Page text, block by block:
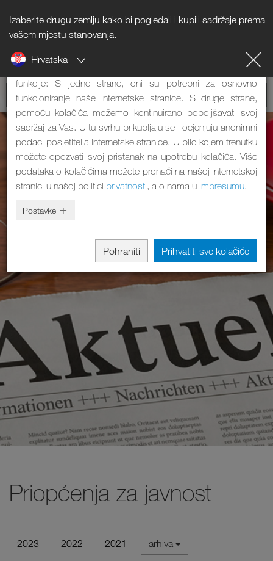
Izaberite drugu zemlju kako bi pogledali i kupili sadržaje prema
vašem mjestu stanovanja.
Hrvatska
Priopćenja za javnost
2023 2022 2021 arhiva
Napomena o kolačićima
Naša internetska stranica koristi kolačiće. Oni imaju dvije
funkcije: S jedne strane, oni su potrebni za osnovno
funkcioniranje naše internetske stranice. S druge strane,
pomoću kolačića možemo kontinuirano poboljšavati svoj
sadržaj za Vas. U tu svrhu prikupljaju se i ocjenjuju anonimni
podaci posjetitelja internetske stranice. U bilo kojem trenutku
možete opozvati svoj pristanak na upotrebu kolačića. Više
podataka o kolačićima možete pronaći na našoj internetskoj
stranici u našoj politici privatnosti, a o nama u impresumu.
Postavke
Pohraniti Prihvatiti sve kolačiće